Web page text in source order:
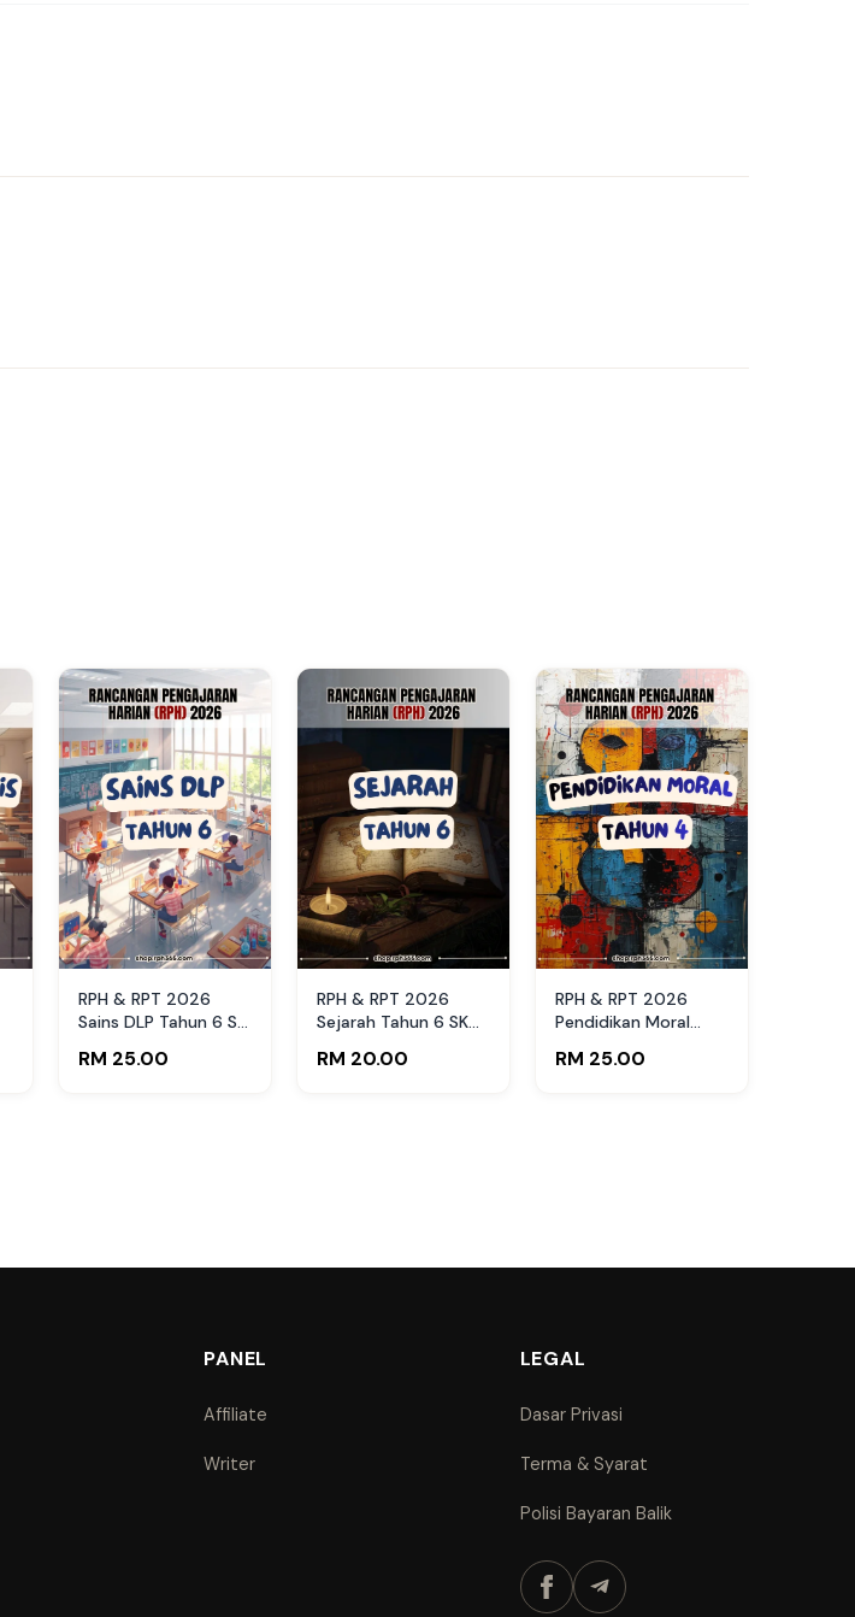
RPH & RPT 2026
Sains DLP Tahun 6 SK
RM 25.00
RPH & RPT 2026
Sejarah Tahun 6 SK
RM 20.00
RPH & RPT 2026
Pendidikan Moral
RPH365
RM 25.00
PANEL
Affiliate
Writer
LEGAL
Dasar Privasi
Terma & Syarat
Polisi Bayaran Balik